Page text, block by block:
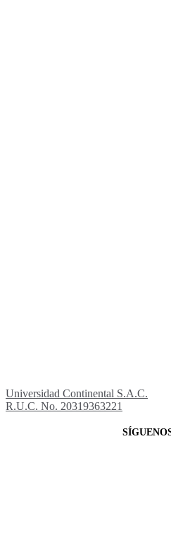
Universidad Continental S.A.C.
R.U.C. No. 20319363221